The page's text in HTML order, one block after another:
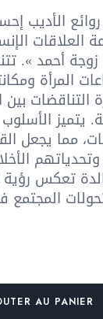
الأديب
أحمد ».
المرأة
التناقضات
يتميز
مما يجعل
تعكس
AU PANIER